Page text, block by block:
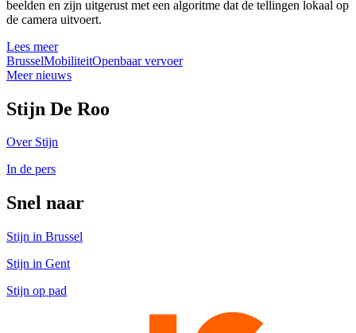
beelden en zijn uitgerust met een algoritme dat de tellingen lokaal op
de camera uitvoert.
Lees meer
BrusselMobiliteitOpenbaar vervoer
Meer nieuws
Stijn De Roo
Over Stijn
In de pers
Snel naar
Stijn in Brussel
Stijn in Gent
Stijn op pad